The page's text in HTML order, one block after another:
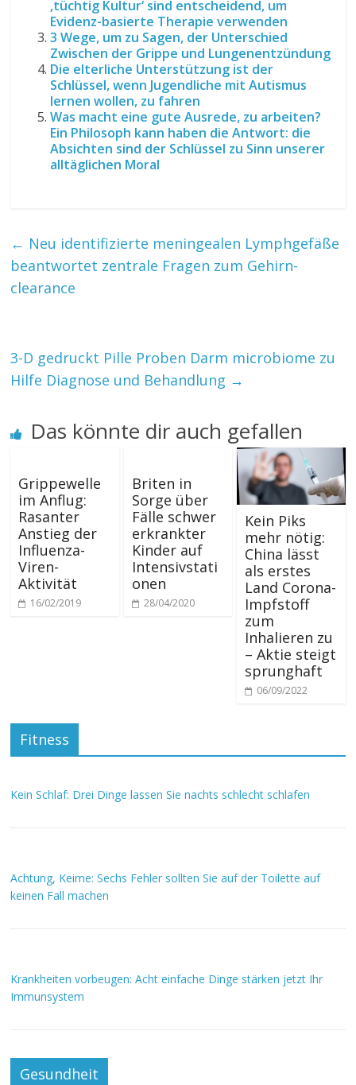
‚tüchtig Kultur‘ sind entscheidend, um
Evidenz-basierte Therapie verwenden
3 Wege, um zu Sagen, der Unterschied
Zwischen der Grippe und Lungenentzündung
Die elterliche Unterstützung ist der
Schlüssel, wenn Jugendliche mit Autismus
lernen wollen, zu fahren
Was macht eine gute Ausrede, zu arbeiten?
Ein Philosoph kann haben die Antwort: die
Absichten sind der Schlüssel zu Sinn unserer
alltäglichen Moral
← Neu identifizierte meningealen Lymphgefäße
beantwortet zentrale Fragen zum Gehirn-
clearance
3-D gedruckt Pille Proben Darm microbiome zu
Hilfe Diagnose und Behandlung →
Das könnte dir auch gefallen
Grippewelle
im Anflug:
Rasanter
Anstieg der
Influenza-
Viren-
Aktivität
16/02/2019
Briten in
Sorge über
Fälle schwer
erkrankter
Kinder auf
Intensivstati
onen
28/04/2020
Kein Piks
mehr nötig:
China lässt
als erstes
Land Corona-
Impfstoff
zum
Inhalieren zu
– Aktie steigt
sprunghaft
06/09/2022
Fitness
Kein Schlaf: Drei Dinge lassen Sie nachts schlecht schlafen
Achtung, Keime: Sechs Fehler sollten Sie auf der Toilette auf
keinen Fall machen
Krankheiten vorbeugen: Acht einfache Dinge stärken jetzt Ihr
Immunsystem
Gesundheit